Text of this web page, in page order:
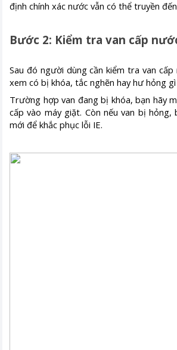
định chính xác nước vẫn có thể truyền
Bước 2: Kiểm tra van cấp
Sau đó người dùng cần kiểm tra van
xem có bị khóa, tắc nghẽn hay hư hỏng gì
Trường hợp van đang bị khóa, bạn hãy
cấp vào máy giặt. Còn nếu van bị hỏng,
mới để khắc phục lỗi IE.